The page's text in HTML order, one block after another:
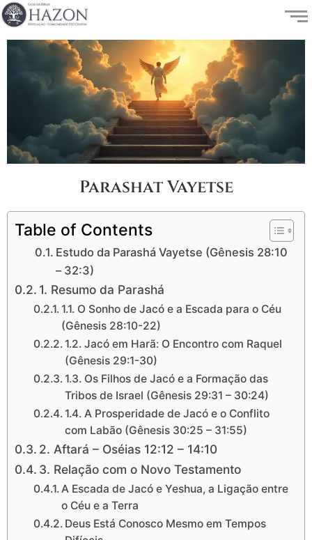
Parashat Vayetse
Table of Contents
Estudo da Parashá Vayetse (Gênesis 28:10
– 32:3)
1. Resumo da Parashá
1.1. O Sonho de Jacó e a Escada para o Céu
(Gênesis 28:10-22)
1.2. Jacó em Harã: O Encontro com Raquel
(Gênesis 29:1-30)
1.3. Os Filhos de Jacó e a Formação das
Tribos de Israel (Gênesis 29:31 – 30:24)
1.4. A Prosperidade de Jacó e o Conflito
com Labão (Gênesis 30:25 – 31:55)
2. Aftará – Oséias 12:12 – 14:10
3. Relação com o Novo Testamento
A Escada de Jacó e Yeshua, a Ligação entre
o Céu e a Terra
Deus Está Conosco Mesmo em Tempos